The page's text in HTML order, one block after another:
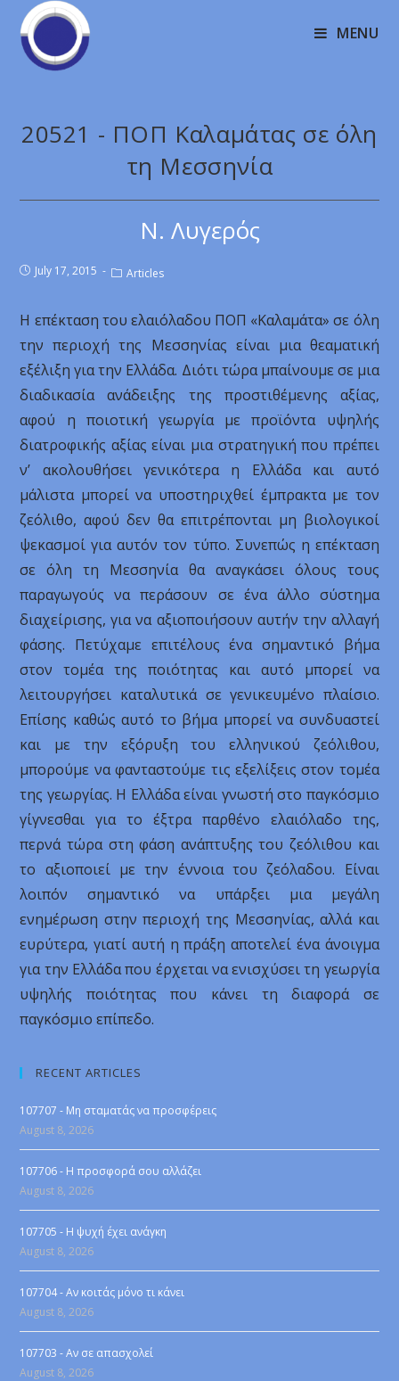
MENU
20521 - ΠΟΠ Καλαμάτας σε όλη
τη Μεσσηνία
Ν. Λυγερός
July 17, 2015 Articles
Η επέκταση του ελαιόλαδου ΠΟΠ «Καλαμάτα» σε όλη
την περιοχή της Μεσσηνίας είναι μια θεαματική
εξέλιξη για την Ελλάδα. Διότι τώρα μπαίνουμε σε μια
διαδικασία ανάδειξης της προστιθέμενης αξίας,
αφού η ποιοτική γεωργία με προϊόντα υψηλής
διατροφικής αξίας είναι μια στρατηγική που πρέπει
ν’ ακολουθήσει γενικότερα η Ελλάδα και αυτό
μάλιστα μπορεί να υποστηριχθεί έμπρακτα με τον
ζεόλιθο, αφού δεν θα επιτρέπονται μη βιολογικοί
ψεκασμοί για αυτόν τον τύπο. Συνεπώς η επέκταση
σε όλη τη Μεσσηνία θα αναγκάσει όλους τους
παραγωγούς να περάσουν σε ένα άλλο σύστημα
διαχείρισης, για να αξιοποιήσουν αυτήν την αλλαγή
φάσης. Πετύχαμε επιτέλους ένα σημαντικό βήμα
στον τομέα της ποιότητας και αυτό μπορεί να
λειτουργήσει καταλυτικά σε γενικευμένο πλαίσιο.
Επίσης καθώς αυτό το βήμα μπορεί να συνδυαστεί
και με την εξόρυξη του ελληνικού ζεόλιθου,
μπορούμε να φανταστούμε τις εξελίξεις στον τομέα
της γεωργίας. Η Ελλάδα είναι γνωστή στο παγκόσμιο
γίγνεσθαι για το έξτρα παρθένο ελαιόλαδο της,
περνά τώρα στη φάση ανάπτυξης του ζεόλιθου και
το αξιοποιεί με την έννοια του ζεόλαδου. Είναι
λοιπόν σημαντικό να υπάρξει μια μεγάλη
ενημέρωση στην περιοχή της Μεσσηνίας, αλλά και
ευρύτερα, γιατί αυτή η πράξη αποτελεί ένα άνοιγμα
για την Ελλάδα που έρχεται να ενισχύσει τη γεωργία
υψηλής ποιότητας που κάνει τη διαφορά σε
παγκόσμιο επίπεδο.
RECENT ARTICLES
107707 - Μη σταματάς να προσφέρεις
August 8, 2026
107706 - Η προσφορά σου αλλάζει
August 8, 2026
107705 - Η ψυχή έχει ανάγκη
August 8, 2026
107704 - Αν κοιτάς μόνο τι κάνει
August 8, 2026
107703 - Αν σε απασχολεί
August 8, 2026